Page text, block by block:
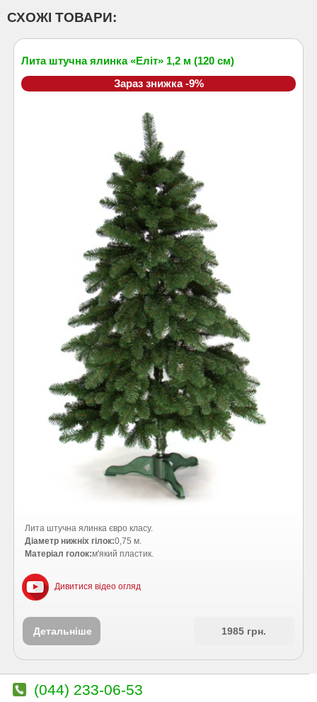
СХОЖІ ТОВАРИ:
Лита штучна ялинка «Еліт» 1,2 м (120 см)
Зараз знижка -9%
Лита штучна ялинка євро класу.
Діаметр нижніх гілок:0,75 м.
Матеріал голок:м'який пластик.
Дивитися відео огляд
Детальніше 1985 грн.
(044) 233-06-53